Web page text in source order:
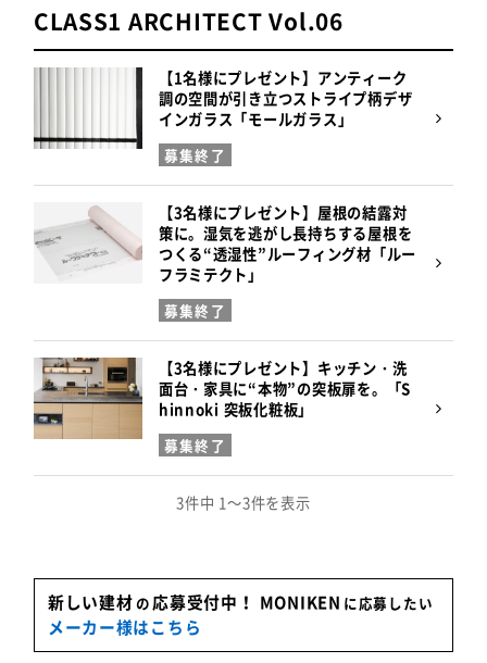
CLASS1 ARCHITECT Vol.06
【1名様にプレゼント】アンティーク
調の空間が引き立つストライプ柄デザ
インガラス「モールガラス」
募集終了
【3名様にプレゼント】屋根の結露対
策に。湿気を逃がし長持ちする屋根を
つくる“透湿性”ルーフィング材「ルー
フラミテクト」
募集終了
【3名様にプレゼント】キッチン・洗
面台・家具に“本物”の突板扉を。「S
hinnoki 突板化粧板」
募集終了
3件中 1～3件を表示
新しい建材の応募受付中！ MONIKEN に応募したい
メーカー様はこちら